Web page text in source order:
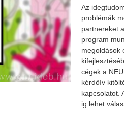
Az
problémák
partnereket
program
megoldások
cégek a
kérdőív
kapcsolatot.
ig lehet